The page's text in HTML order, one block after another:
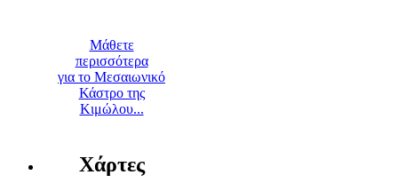
Μάθετε
περισσότερα
για το Μεσαιωνικό
Κάστρο της
Κιμώλου...
Χάρτες